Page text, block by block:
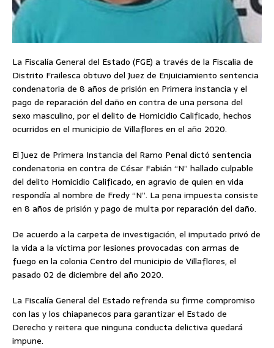
La Fiscalía General del Estado (FGE) a través de la Fiscalia de
Distrito Frailesca obtuvo del Juez de Enjuiciamiento sentencia
condenatoria de 8 años de prisión en Primera instancia y el
pago de reparación del daño en contra de una persona del
sexo masculino, por el delito de Homicidio Calificado, hechos
ocurridos en el municipio de Villaflores en el año 2020.
El Juez de Primera Instancia del Ramo Penal dictó sentencia
condenatoria en contra de César Fabián “N” hallado culpable
del delito Homicidio Calificado, en agravio de quien en vida
respondía al nombre de Fredy “N”. La pena impuesta consiste
en 8 años de prisión y pago de multa por reparación del daño.
De acuerdo a la carpeta de investigación, el imputado privó de
la vida a la víctima por lesiones provocadas con armas de
fuego en la colonia Centro del municipio de Villaflores, el
pasado 02 de diciembre del año 2020.
La Fiscalía General del Estado refrenda su firme compromiso
con las y los chiapanecos para garantizar el Estado de
Derecho y reitera que ninguna conducta delictiva quedará
impune.